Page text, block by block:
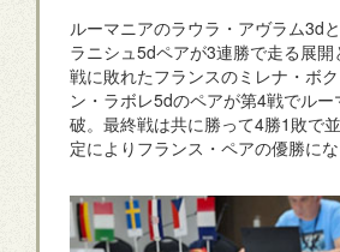
ルーマニアのラウラ・アヴラム3d
ラニシュ5dペアが3連勝で走る展開
戦に敗れたフランスのミレナ・ボ
ン・ラボレ5dのペアが第4戦でル
破。最終戦は共に勝って4勝1敗で
定によりフランス・ペアの優勝にな